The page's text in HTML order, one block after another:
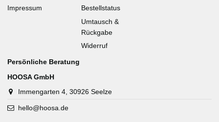
Impressum
Bestellstatus
Umtausch &
Rückgabe
Widerruf
Persönliche Beratung
HOOSA GmbH
Immengarten 4, 30926 Seelze
hello@hoosa.de